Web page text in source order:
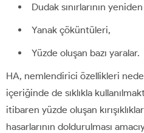
Dudak sınırlarının
Yanak çöküntüleri,
Yüzde oluşan bazı yaralar.
HA, nemlendirici özellikleri
içeriğinde de sıklıkla
itibaren yüzde oluşan
hasarlarının doldurulması